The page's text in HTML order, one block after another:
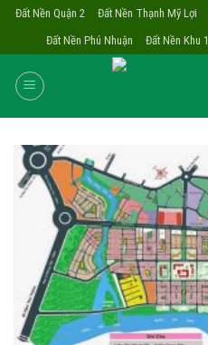
Skip
content
Đất Nền Quận 2 Đất Nền Thạnh Mỹ Lợi
Đất Nền Phú Nhuận
Đất Nền Khu 1